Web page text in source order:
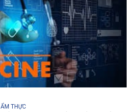
ẨM THỰC